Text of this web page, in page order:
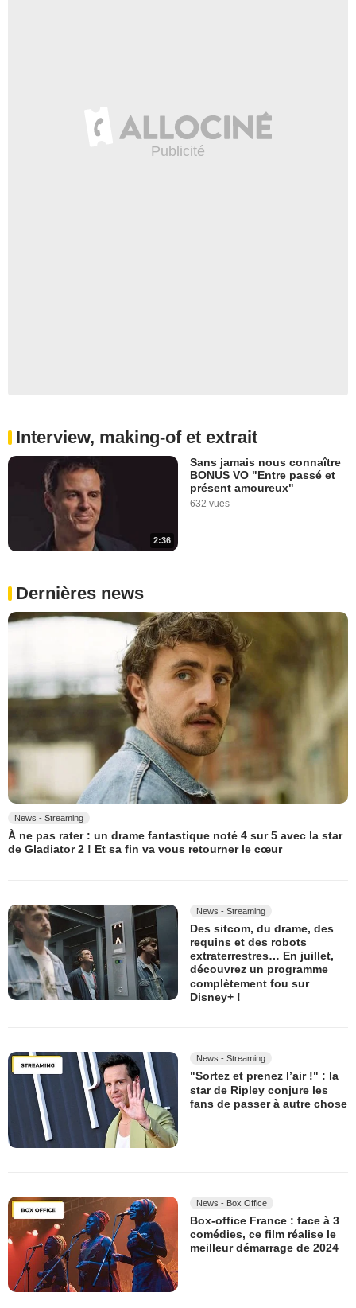
Interview, making-of et extrait
2:36
Sans jamais nous connaître
BONUS VO "Entre passé et
présent amoureux"
632 vues
Dernières news
News - Streaming
À ne pas rater : un drame fantastique noté 4 sur 5 avec la star
de Gladiator 2 ! Et sa fin va vous retourner le cœur
News - Streaming
Des sitcom, du drame, des
requins et des robots
extraterrestres… En juillet,
découvrez un programme
complètement fou sur
Disney+ !
News - Streaming
"Sortez et prenez l’air !" : la
star de Ripley conjure les
fans de passer à autre chose
News - Box Office
Box-office France : face à 3
comédies, ce film réalise le
meilleur démarrage de 2024